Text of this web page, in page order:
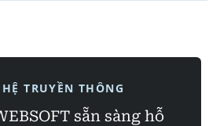
TRUYỀN THÔNG
sẵn sàng hỗ